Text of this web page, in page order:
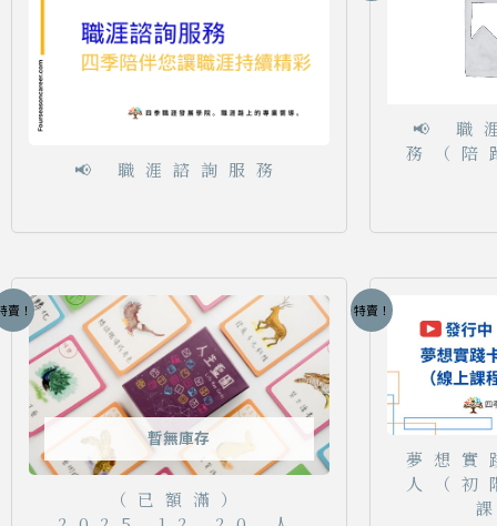
📢 職涯諮詢服務
📢 職
務（陪
賣！
暫無庫存
（已額滿）
特賣！
夢想實
人（初